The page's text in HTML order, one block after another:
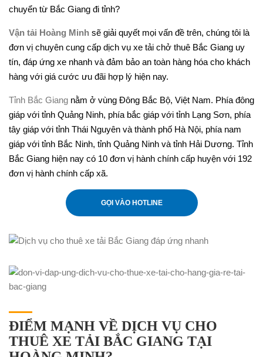
chuyển từ Bắc Giang đi tỉnh?
Vận tải Hoàng Minh sẽ giải quyết mọi vấn đề trên, chúng tôi là
đơn vị chuyên cung cấp dịch vụ xe tải chở thuê Bắc Giang uy
tín, đáp ứng xe nhanh và đảm bảo an toàn hàng hóa cho khách
hàng với giá cước ưu đãi hợp lý hiện nay.
Tỉnh Bắc Giang nằm ở vùng Đông Bắc Bộ, Việt Nam. Phía đông
giáp với tỉnh Quảng Ninh, phía bắc giáp với tỉnh Lạng Sơn, phía
tây giáp với tỉnh Thái Nguyên và thành phố Hà Nội, phía nam
giáp với tỉnh Bắc Ninh, tỉnh Quảng Ninh và tỉnh Hải Dương. Tỉnh
Bắc Giang hiện nay có 10 đơn vị hành chính cấp huyện với 192
đơn vị hành chính cấp xã.
GỌI VÀO HOTLINE
ĐIỂM MẠNH VỀ DỊCH VỤ CHO
THUÊ XE TẢI BẮC GIANG TẠI